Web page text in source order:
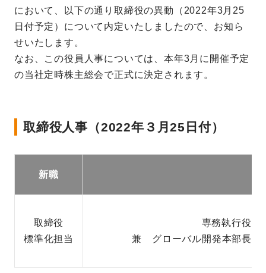
において、以下の通り取締役の異動（2022年3月25
日付予定）について内定いたしましたので、お知ら
せいたします。
なお、この役員人事については、本年3月に開催予定
の当社定時株主総会で正式に決定されます。
取締役人事（2022年３月25日付）
新職
取締役
標準化担当
専務執行役
兼 グローバル開発本部長 兼